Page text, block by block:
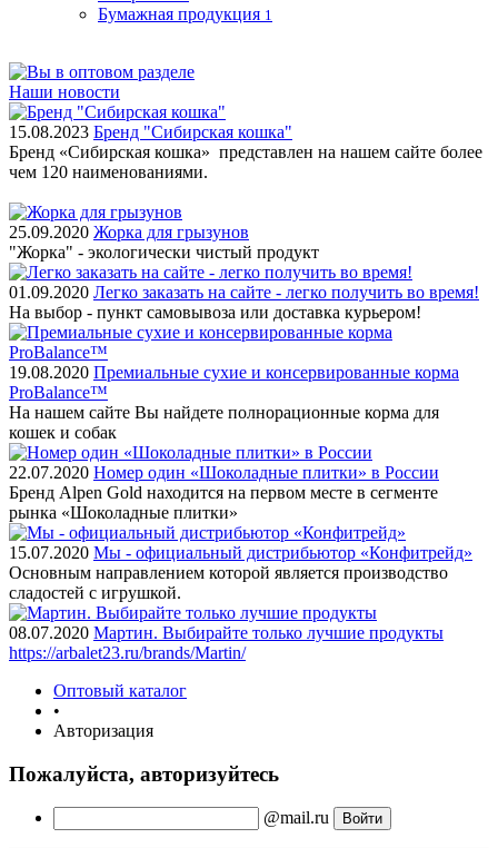
Бумажная продукция 1
Наши новости
15.08.2023 Бренд "Сибирская кошка"
Бренд «Сибирская кошка» представлен на нашем сайте более
чем 120 наименованиями.
25.09.2020 Жорка для грызунов
"Жорка" - экологически чистый продукт
01.09.2020 Легко заказать на сайте - легко получить во время!
На выбор - пункт самовывоза или доставка курьером!
19.08.2020 Премиальные сухие и консервированные корма
ProBalance™
На нашем сайте Вы найдете полнорационные корма для
кошек и собак
22.07.2020 Номер один «Шоколадные плитки» в России
Бренд Alpen Gold находится на первом месте в сегменте
рынка «Шоколадные плитки»
15.07.2020 Мы - официальный дистрибьютор «Конфитрейд»
Основным направлением которой является производство
сладостей с игрушкой.
08.07.2020 Мартин. Выбирайте только лучшие продукты
https://arbalet23.ru/brands/Martin/
Оптовый каталог
•
Авторизация
Пожалуйста, авторизуйтесь
@mail.ru